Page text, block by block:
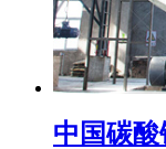
中国碳